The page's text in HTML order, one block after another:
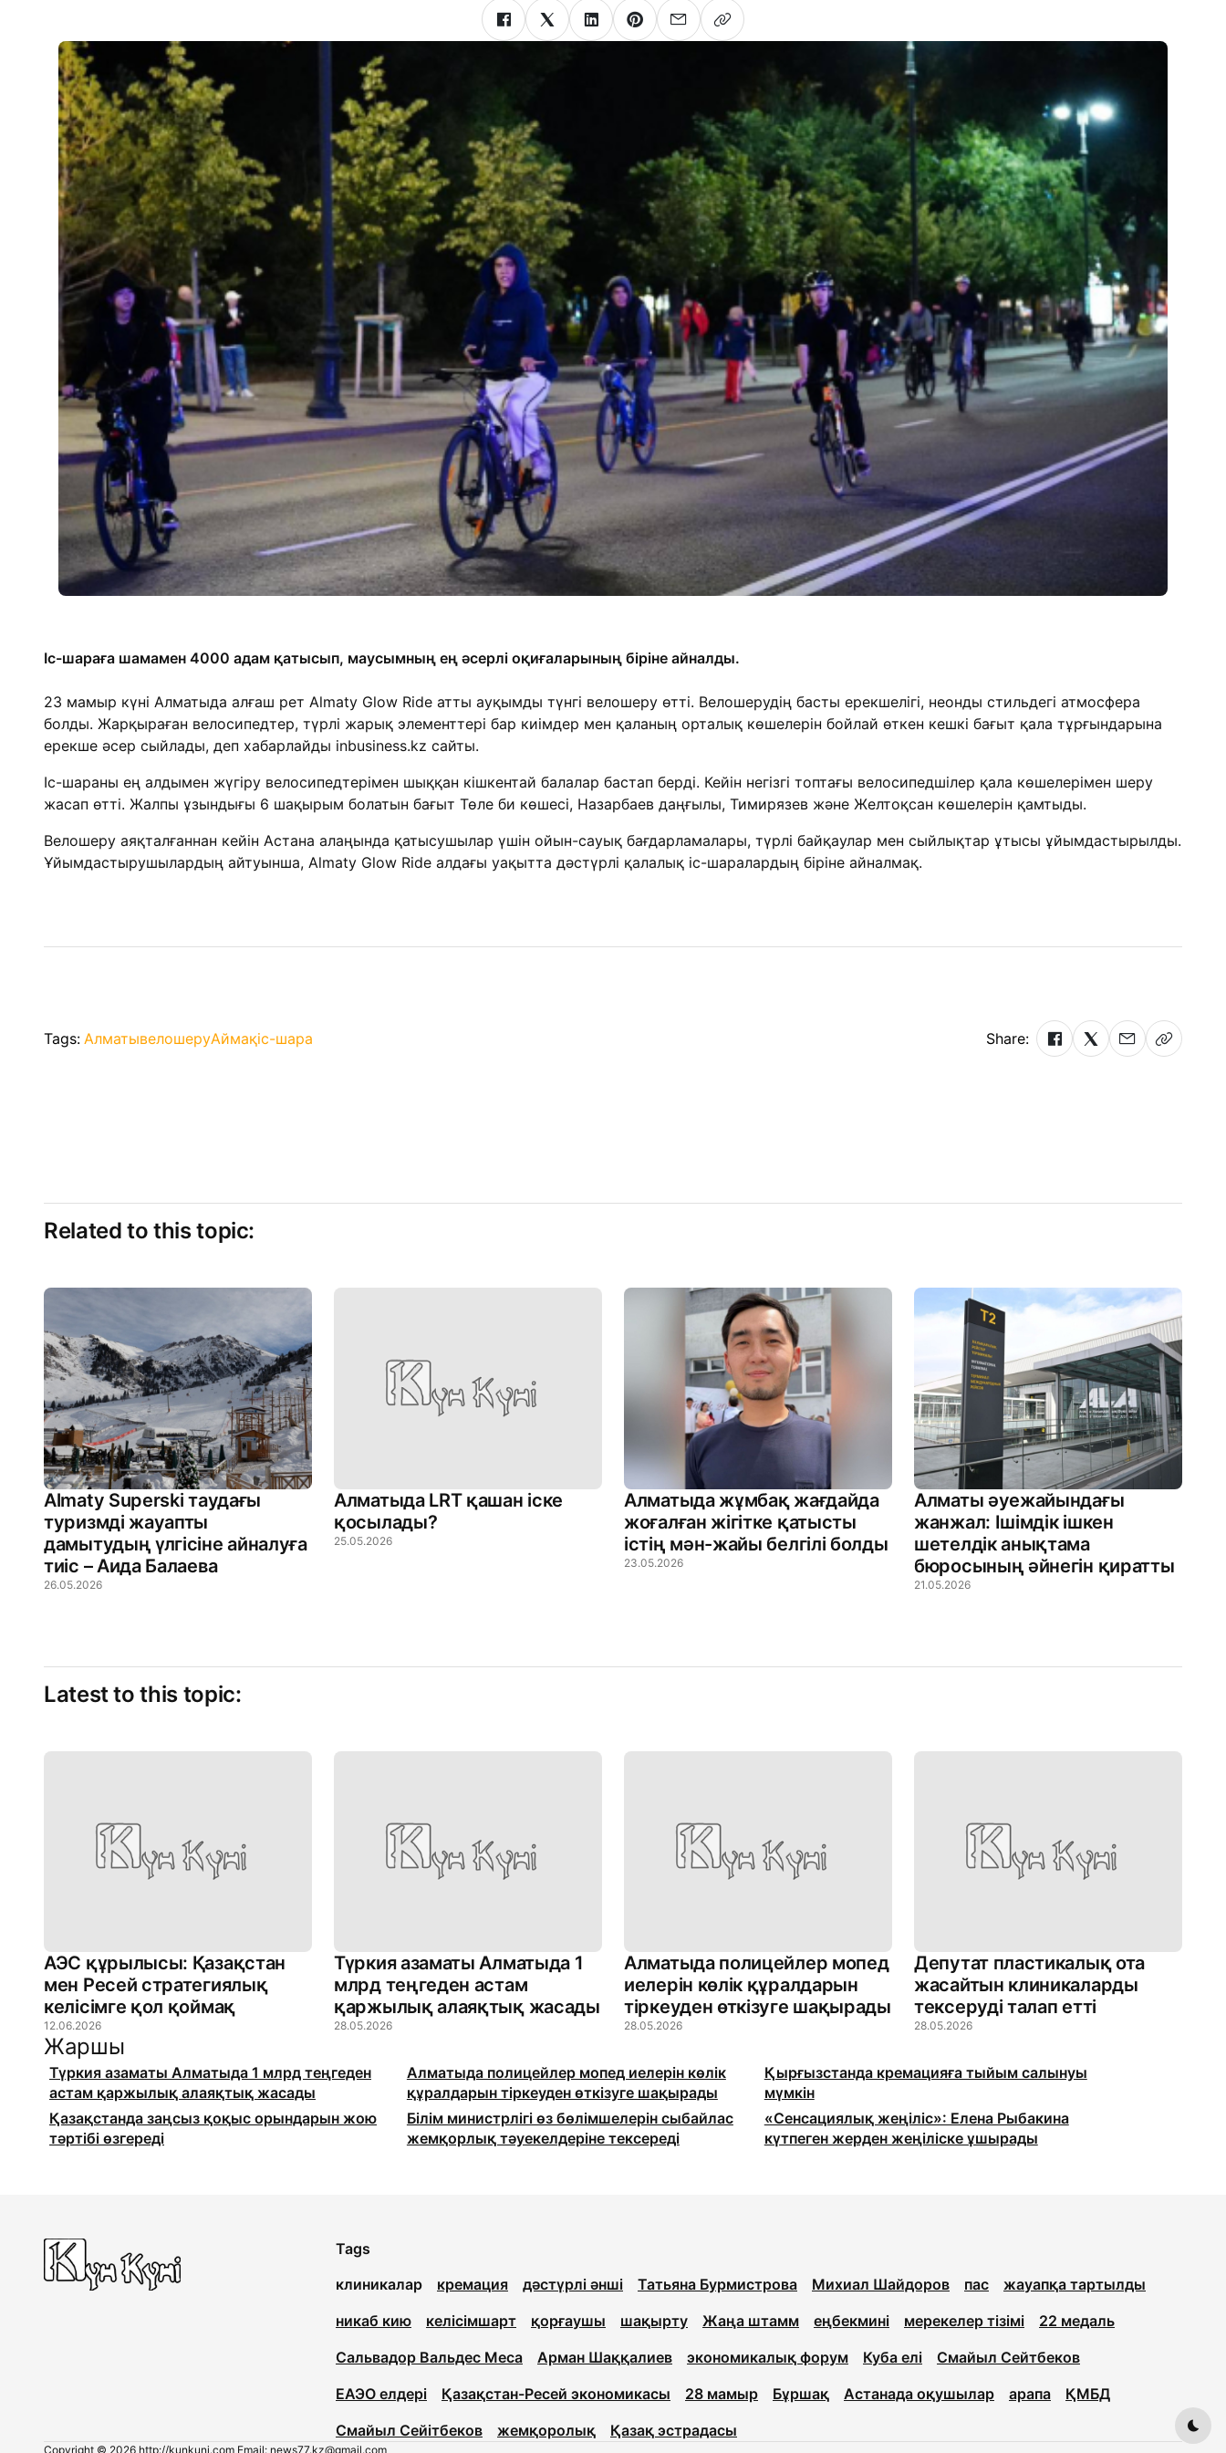
Іс-шараға шамамен 4000 адам қатысып, маусымның ең әсерлі оқиғаларының біріне айналды.
23 мамыр күні Алматыда алғаш рет Almaty Glow Ride атты ауқымды түнгі велошеру өтті. Велошерудің басты ерекшелігі, неонды стильдегі атмосфера
болды. Жарқыраған велосипедтер, түрлі жарық элементтері бар киімдер мен қаланың орталық көшелерін бойлай өткен кешкі бағыт қала тұрғындарына
ерекше әсер сыйлады, деп хабарлайды inbusiness.kz сайты.
Іс-шараны ең алдымен жүгіру велосипедтерімен шыққан кішкентай балалар бастап берді. Кейін негізгі топтағы велосипедшілер қала көшелерімен шеру
жасап өтті. Жалпы ұзындығы 6 шақырым болатын бағыт Төле би көшесі, Назарбаев даңғылы, Тимирязев және Желтоқсан көшелерін қамтыды.
Велошеру аяқталғаннан кейін Астана алаңында қатысушылар үшін ойын-сауық бағдарламалары, түрлі байқаулар мен сыйлықтар ұтысы ұйымдастырылды.
Ұйымдастырушылардың айтуынша, Almaty Glow Ride алдағы уақытта дәстүрлі қалалық іс-шаралардың біріне айналмақ.
Tags: АлматывелошеруАймақіс-шара Share:
Related to this topic:
Almaty Superski таудағы
туризмді жауапты
дамытудың үлгісіне айналуға
тиіс – Аида Балаева
26.05.2026
Алматыда LRT қашан іске
қосылады?
25.05.2026
Алматыда жұмбақ жағдайда
жоғалған жігітке қатысты
істің мән-жайы белгілі болды
23.05.2026
Алматы әуежайындағы
жанжал: Ішімдік ішкен
шетелдік анықтама
бюросының әйнегін қиратты
21.05.2026
Latest to this topic:
АЭС құрылысы: Қазақстан
мен Ресей стратегиялық
келісімге қол қоймақ
12.06.2026
Түркия азаматы Алматыда 1
млрд теңгеден астам
қаржылық алаяқтық жасады
28.05.2026
Алматыда полицейлер мопед
иелерін көлік құралдарын
тіркеуден өткізуге шақырады
28.05.2026
Депутат пластикалық ота
жасайтын клиникаларды
тексеруді талап етті
28.05.2026
Жаршы
Түркия азаматы Алматыда 1 млрд теңгеден
астам қаржылық алаяқтық жасады
Алматыда полицейлер мопед иелерін көлік
құралдарын тіркеуден өткізуге шақырады
Қырғызстанда кремацияға тыйым салынуы
мүмкін
Қазақстанда заңсыз қоқыс орындарын жою
тәртібі өзгереді
Білім министрлігі өз бөлімшелерін сыбайлас
жемқорлық тәуекелдеріне тексереді
«Сенсациялық жеңіліс»: Елена Рыбакина
күтпеген жерден жеңіліске ұшырады
Tags
клиникалар
кремация дәстүрлі әнші Татьяна Бурмистрова Михиал Шайдоров пас
жауапқа тартылды
никаб кию
келісімшарт қорғаушы шақырту Жаңа штамм еңбекмині мерекелер тізімі
22 медаль
Сальвадор Вальдес Меса
Арман Шаққалиев экономикалық форум Куба елі
Смайыл Сейтбеков
ЕАЭО елдері
Қазақстан-Ресей экономикасы 28 мамыр Бұршақ Астанада оқушылар арапа
ҚМБД
Смайыл Сейітбеков
жемқоролық Қазақ эстрадасы
Copyright © 2026 http://kunkuni.com Email: news77.kz@gmail.com